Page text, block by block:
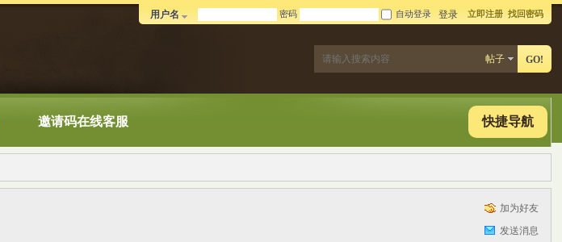
用户名 密码 自动登录 登录 立即注册 找回密码
帖子 GO!
快捷导航
邀请码在线客服
加为好友
发送消息